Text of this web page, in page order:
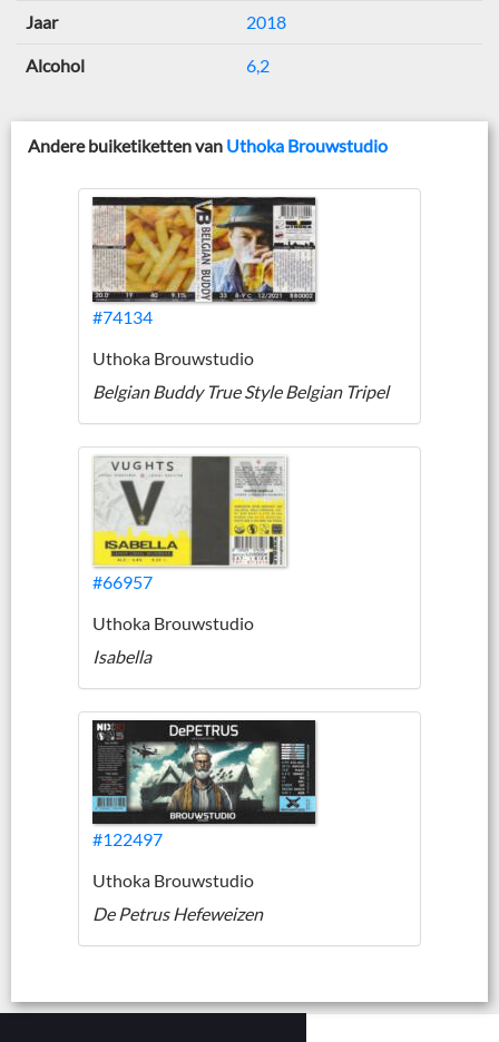
Jaar 2018
Alcohol 6,2
Andere buiketiketten van Uthoka Brouwstudio
#74134
Uthoka Brouwstudio
Belgian Buddy True Style Belgian Tripel
#66957
Uthoka Brouwstudio
Isabella
#122497
Uthoka Brouwstudio
De Petrus Hefeweizen